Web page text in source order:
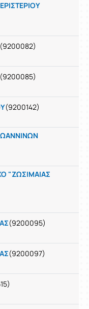
(9200082)
(9200085)
(9200142)
"ΖΩΣΙΜΑΙΑΣ
(9200095)
(9200097)